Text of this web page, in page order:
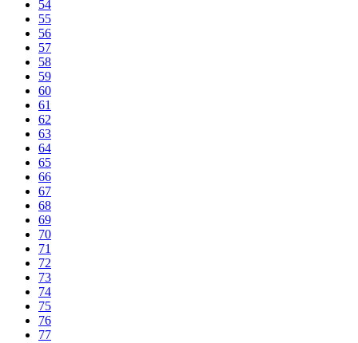
54
55
56
57
58
59
60
61
62
63
64
65
66
67
68
69
70
71
72
73
74
75
76
77